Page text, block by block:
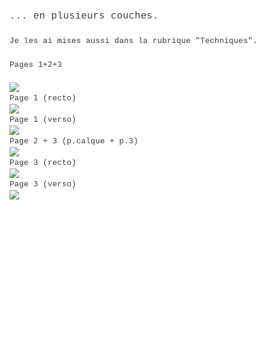
... en plusieurs couches.
Je les ai mises aussi dans la rubrique "Techniques".
Pages 1+2+3
Page 1 (recto)
Page 1 (verso)
Page 2 + 3 (p.calque + p.3)
Page 3 (recto)
Page 3 (verso)